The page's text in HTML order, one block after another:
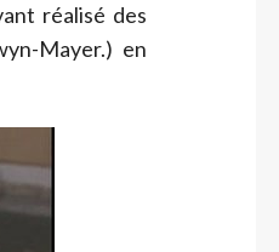
réalisé des
Mayer.) en